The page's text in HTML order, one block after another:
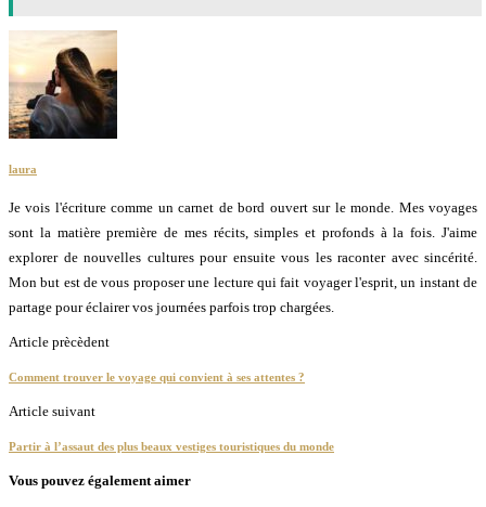
laura
Je vois l'écriture comme un carnet de bord ouvert sur le monde. Mes voyages
sont la matière première de mes récits, simples et profonds à la fois. J'aime
explorer de nouvelles cultures pour ensuite vous les raconter avec sincérité.
Mon but est de vous proposer une lecture qui fait voyager l'esprit, un instant de
partage pour éclairer vos journées parfois trop chargées.
Article prècèdent
Comment trouver le voyage qui convient à ses attentes ?
Article suivant
Partir à l’assaut des plus beaux vestiges touristiques du monde
Vous pouvez également aimer